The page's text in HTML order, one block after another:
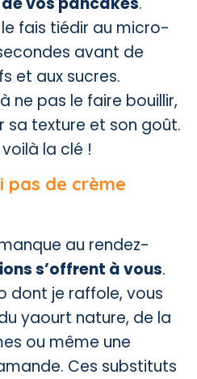
fais tiédir au micro-
avant de
et aux sucres.
ne pas le faire bouillir,
texture et son goût.
la clé !
pas de crème
au rendez-
s’offrent à vous.
dont je raffole, vous
yaourt nature, de la
ou même une
Ces substituts